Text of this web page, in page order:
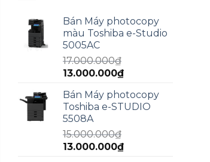
Bán Máy photocopy
màu Toshiba e-Studio
5005AC
17.000.000₫
Giá
là:
17.000.000₫.
13.000.000₫Giá
tại
là:
Bán Máy photocopy
Toshiba e-STUDIO
5508A
15.000.000₫
Giá
13.000.000₫Giá